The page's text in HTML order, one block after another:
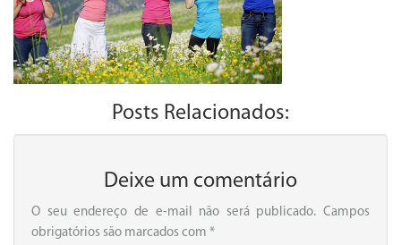
Posts Relacionados:
Deixe um comentário
O seu endereço de e-mail não será publicado. Campos
obrigatórios são marcados com *